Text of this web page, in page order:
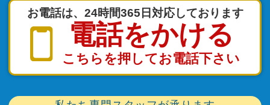
お電話は、24時間365日対応しております
電話をかける
こちらを押してお電話下さい